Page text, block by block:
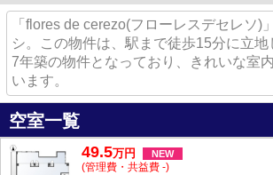
「flores de cerezo(フローレスデセレソ)
シ。この物件は、駅まで徒歩15分に立
7年築の物件となっており、きれいな室
います。
空室一覧
49.5万円 NEW
(管理費・共益費 -)